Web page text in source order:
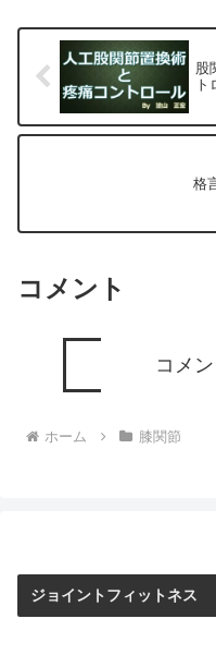
股
ト
格
コメント
コメ
ホーム 膝関節
ジョイントフィットネス